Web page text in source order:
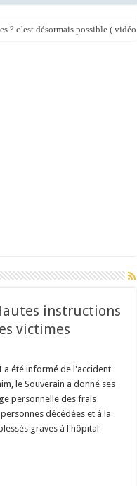
? c’est désormais possible (
instructions
victimes
a été informé de l'accident
le Souverain a donné ses
personnelle des frais
décédées et à la
graves à l'hôpital